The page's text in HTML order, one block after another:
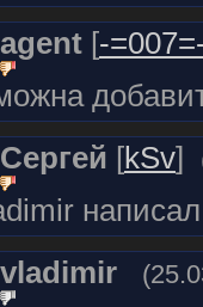
agent [-
Сергей [kSv]
vladimir